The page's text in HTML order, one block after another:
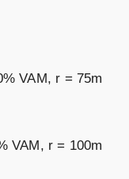
VAM, r = 75m
VAM, r = 100m